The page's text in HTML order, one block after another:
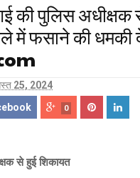
की पुलिस
में फसाने की धमकी
25, 2024
0
से हुई शिकायत